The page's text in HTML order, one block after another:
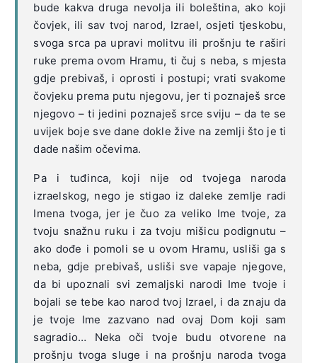
bude kakva druga nevolja ili boleština, ako koji
čovjek, ili sav tvoj narod, Izrael, osjeti tjeskobu,
svoga srca pa upravi molitvu ili prošnju te raširi
ruke prema ovom Hramu, ti čuj s neba, s mjesta
gdje prebivaš, i oprosti i postupi; vrati svakome
čovjeku prema putu njegovu, jer ti poznaješ srce
njegovo – ti jedini poznaješ srce sviju – da te se
uvijek boje sve dane dokle žive na zemlji što je ti
dade našim očevima.
Pa i tuđinca, koji nije od tvojega naroda
izraelskog, nego je stigao iz daleke zemlje radi
Imena tvoga, jer je čuo za veliko Ime tvoje, za
tvoju snažnu ruku i za tvoju mišicu podignutu –
ako dođe i pomoli se u ovom Hramu, usliši ga s
neba, gdje prebivaš, usliši sve vapaje njegove,
da bi upoznali svi zemaljski narodi Ime tvoje i
bojali se tebe kao narod tvoj Izrael, i da znaju da
je tvoje Ime zazvano nad ovaj Dom koji sam
sagradio… Neka oči tvoje budu otvorene na
prošnju tvoga sluge i na prošnju naroda tvoga